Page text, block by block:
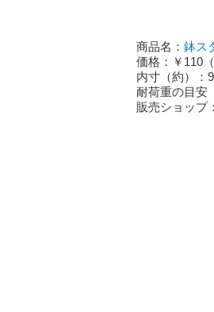
商品名： 鉢ス
価格：￥110（
内寸（約）：
耐荷重の目安
販売ショップ